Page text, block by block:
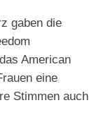
gaben die
American
eine
Stimmen auch